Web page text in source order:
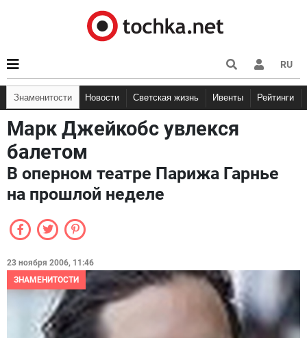
RU
Знаменитости Новости Светская жизнь Ивенты Рейтинги
Марк Джейкобс увлекся
балетом
В оперном театре Парижа Гарнье
на прошлой неделе
23 ноября 2006, 11:46
ЗНАМЕНИТОСТИ